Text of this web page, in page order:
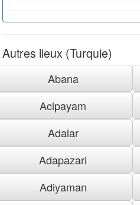
Autres lieux (Turquie)
Abana
Acipayam
Adalar
Adapazari
Adiyaman